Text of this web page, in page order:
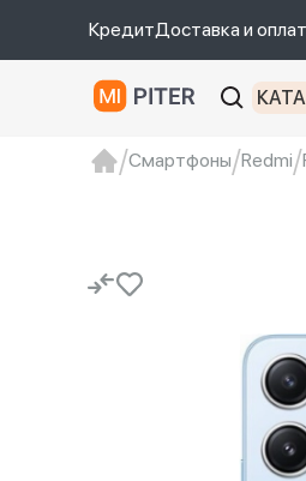
КредитДоставка и
Смартфоны Redmi